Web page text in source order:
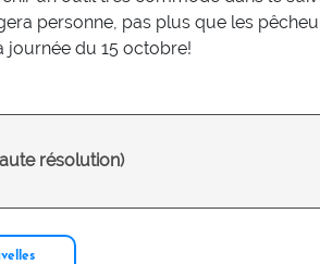
personne, pas plus que les
journée du 15 octobre!
résolution)